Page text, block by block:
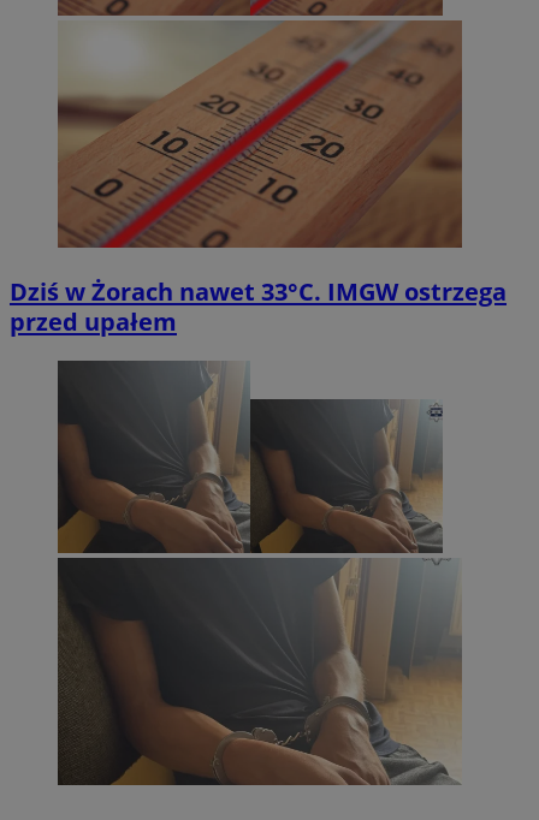
Dziś w Żorach nawet 33°C. IMGW ostrzega
przed upałem